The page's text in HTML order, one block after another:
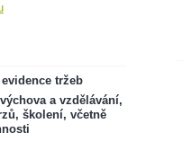
tržeb
a vzdělávání,
školení, včetně